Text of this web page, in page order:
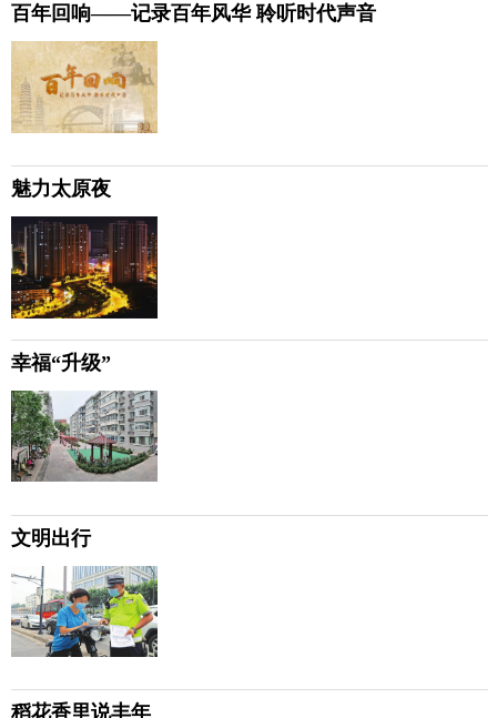
百年回响——记录百年风华 聆听时代声音
魅力太原夜
幸福“升级”
文明出行
稻花香里说丰年